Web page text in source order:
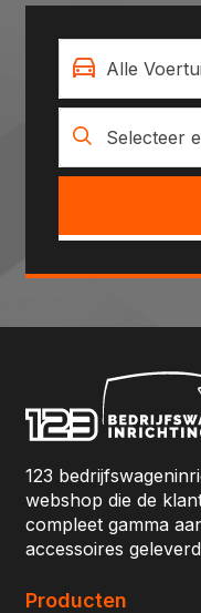
Alle
Selecteer
123
webshop die de
compleet gamma
accessoires
Producten